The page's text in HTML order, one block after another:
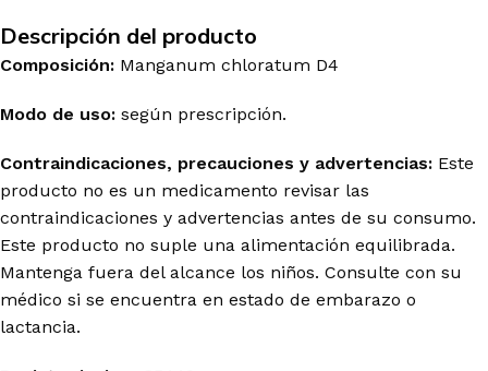
Descripción del producto
Composición: Manganum chloratum D4
Modo de uso: según prescripción.
Contraindicaciones, precauciones y advertencias: Este
producto no es un medicamento revisar las
contraindicaciones y advertencias antes de su consumo.
Este producto no suple una alimentación equilibrada.
Mantenga fuera del alcance los niños. Consulte con su
médico si se encuentra en estado de embarazo o
lactancia.